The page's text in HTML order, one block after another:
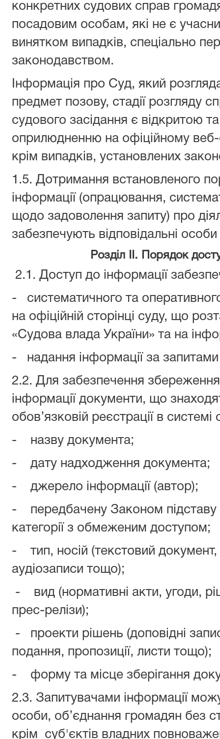
конкретних судових справ
посадовим особам, які не є
винятком випадків, спеціально
законодавством.
Інформація про Суд, який
предмет позову, стадії розгляду
судового засідання є відкритою
оприлюдненню на офіційному веб-
крім випадків, установлених
1.5. Дотримання встановленого
інформації (опрацювання,
щодо задоволення запиту) про
забезпечують відповідальні
Розділ II. Порядок
2.1. Доступ до інформації
- систематичного та
на офіційній сторінці суду, що
«Судова влада України» та на
- надання інформації за
2.2. Для забезпечення збереження
інформації документи, що
обов’язковій реєстрації в
- назву документа;
- дату надходження документа;
- джерело інформації (автор);
- передбачену Законом підставу
категорії з обмеженим доступом;
- тип, носій (текстовий документ,
аудіозаписи тощо);
- вид (нормативні акти, угоди,
прес-релізи);
- проекти рішень (доповідні
подання, пропозиції, листи тощо);
- форму та місце зберігання
2.3. Запитувачами інформації
особи, об’єднання громадян без
крім суб'єктів владних